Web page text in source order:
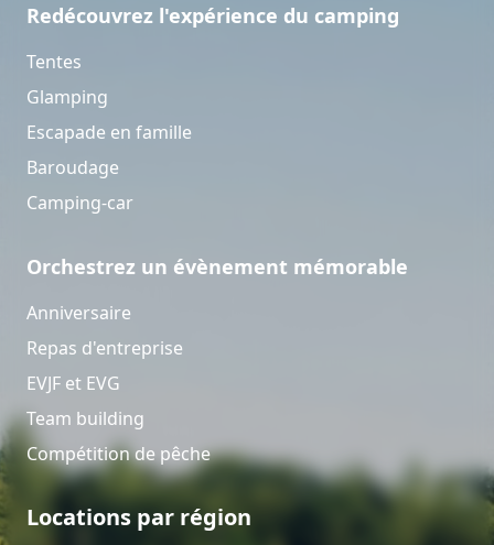
Redécouvrez l'expérience du camping
Tentes
Glamping
Escapade en famille
Baroudage
Camping-car
Orchestrez un évènement mémorable
Anniversaire
Repas d'entreprise
EVJF et EVG
Team building
Compétition de pêche
Locations par région